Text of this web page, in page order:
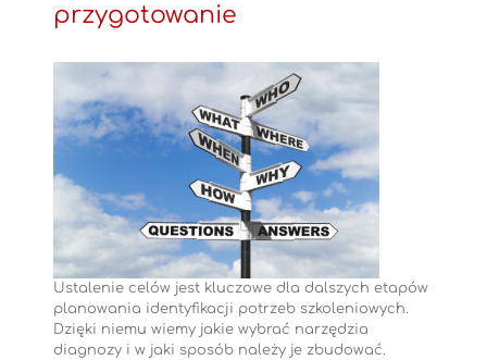
przygotowanie
Ustalenie celów jest kluczowe dla dalszych etapów
planowania identyfikacji potrzeb szkoleniowych.
Dzięki niemu wiemy jakie wybrać narzędzia
diagnozy i w jaki sposób należy je zbudować.